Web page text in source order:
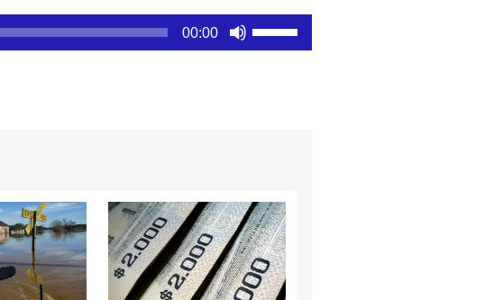
00:00
disminuir
el
volumen.